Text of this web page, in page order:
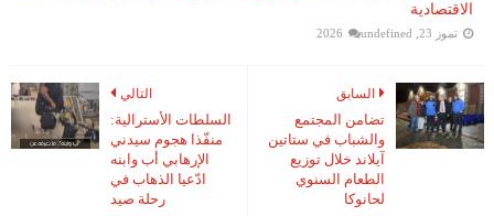
الاقتصادية
تموز 23, 2026 undefined
التالي
السلطات الأسترالية:
منفّذا هجوم سيدني
الإرهابي أب وابنه
ادّعيا الذهاب في
رحلة صيد
السابق
تضامن المجتمع
والشباب في ستاتين
آيلاند خلال توزيع
الطعام السنوي
لحانوكا